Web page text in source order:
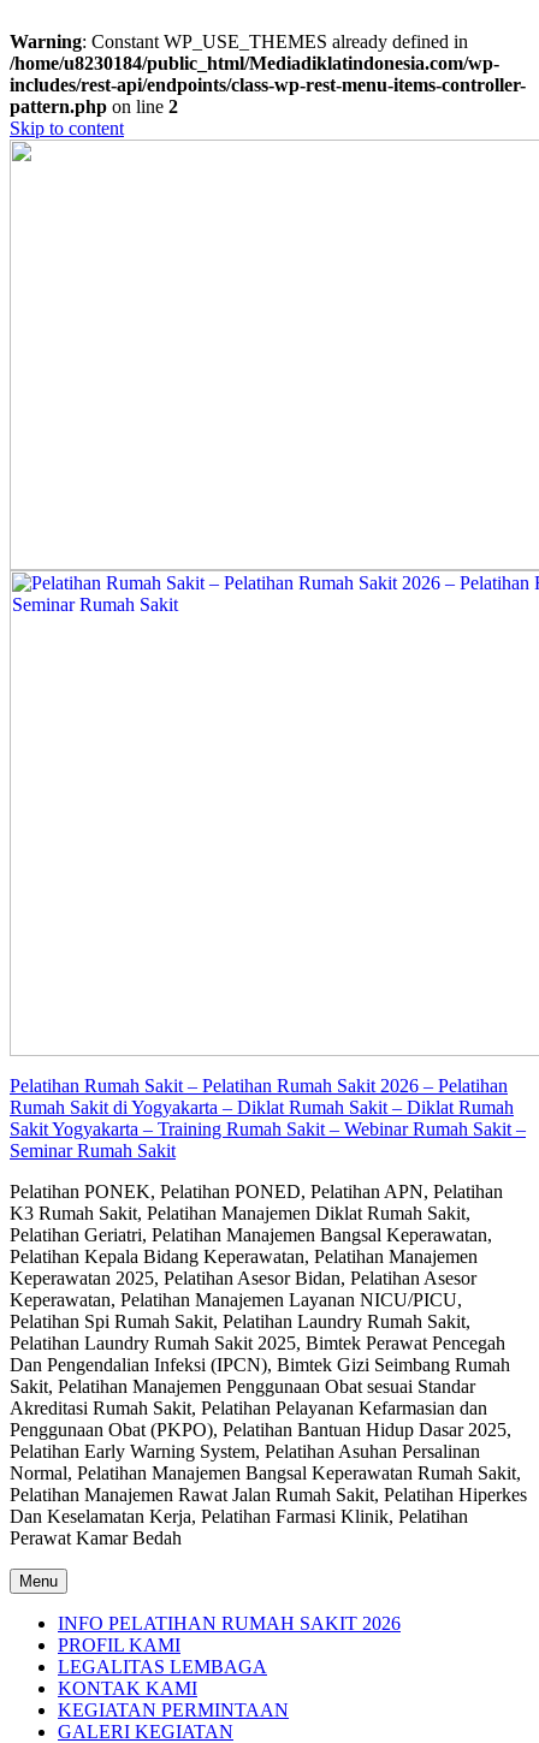
Warning: Constant WP_USE_THEMES already defined in
/home/u8230184/public_html/Mediadiklatindonesia.com/wp-
includes/rest-api/endpoints/class-wp-rest-menu-items-controller-
pattern.php on line 2
Skip to content
Pelatihan Rumah Sakit – Pelatihan Rumah Sakit 2026 – Pelatihan
Rumah Sakit di Yogyakarta – Diklat Rumah Sakit – Diklat Rumah
Sakit Yogyakarta – Training Rumah Sakit – Webinar Rumah Sakit –
Seminar Rumah Sakit
Pelatihan PONEK, Pelatihan PONED, Pelatihan APN, Pelatihan
K3 Rumah Sakit, Pelatihan Manajemen Diklat Rumah Sakit,
Pelatihan Geriatri, Pelatihan Manajemen Bangsal Keperawatan,
Pelatihan Kepala Bidang Keperawatan, Pelatihan Manajemen
Keperawatan 2025, Pelatihan Asesor Bidan, Pelatihan Asesor
Keperawatan, Pelatihan Manajemen Layanan NICU/PICU,
Pelatihan Spi Rumah Sakit, Pelatihan Laundry Rumah Sakit,
Pelatihan Laundry Rumah Sakit 2025, Bimtek Perawat Pencegah
Dan Pengendalian Infeksi (IPCN), Bimtek Gizi Seimbang Rumah
Sakit, Pelatihan Manajemen Penggunaan Obat sesuai Standar
Akreditasi Rumah Sakit, Pelatihan Pelayanan Kefarmasian dan
Penggunaan Obat (PKPO), Pelatihan Bantuan Hidup Dasar 2025,
Pelatihan Early Warning System, Pelatihan Asuhan Persalinan
Normal, Pelatihan Manajemen Bangsal Keperawatan Rumah Sakit,
Pelatihan Manajemen Rawat Jalan Rumah Sakit, Pelatihan Hiperkes
Dan Keselamatan Kerja, Pelatihan Farmasi Klinik, Pelatihan
Perawat Kamar Bedah
Menu
INFO PELATIHAN RUMAH SAKIT 2026
PROFIL KAMI
LEGALITAS LEMBAGA
KONTAK KAMI
KEGIATAN PERMINTAAN
GALERI KEGIATAN